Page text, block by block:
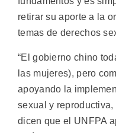
retirar su aporte a la
temas de derechos
“El gobierno chino
las mujeres), pero
apoyando la
sexual y
dicen que el UNFPA